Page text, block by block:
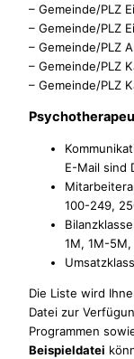
– Gemeinde/PLZ
– Gemeinde/PLZ
– Gemeinde/PLZ
– Gemeinde/PLZ
– Gemeinde/PLZ
E-Mail sind
100-249,
1M, 1M-
Die Liste wird
Datei zur
Programmen
Beispieldatei